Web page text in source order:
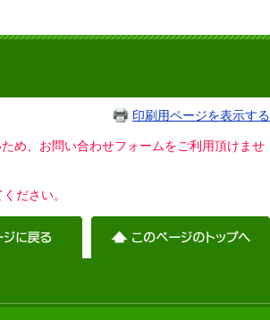
印刷用ページを表示する
め、お問い合わせフォームをご利用頂けませ
ださい。